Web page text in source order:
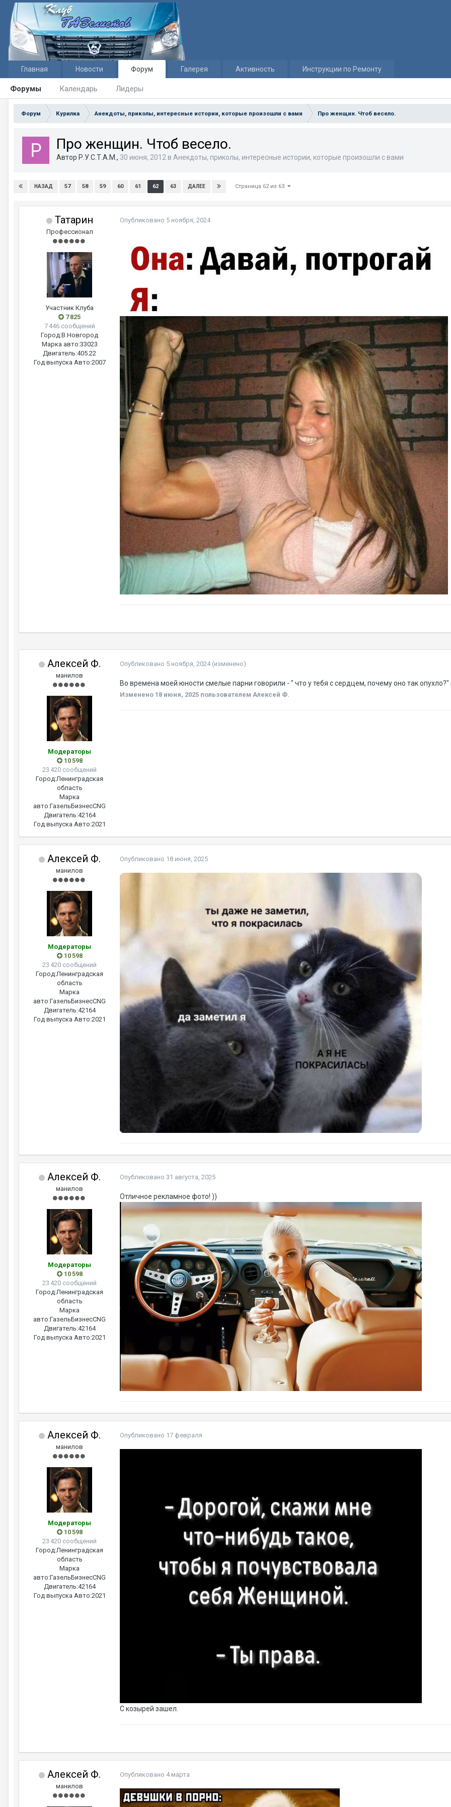
Главная Новости Форум
Форумы Календарь Лидеры
Галерея Активность Инструкции по Ремонту
Форум Курилка Анекдоты, приколы, интересные истории, которые произошли с вами Про женщин. Чтоб весело.
Про женщин. Чтоб весело.
Автор Р.У.С.Т.А.М., 30 июня, 2012 в Анекдоты, приколы, интересные истории, которые произошли с вами
НАЗАД 57 58 59 60 61 62 63 ДАЛЕЕ Страница 62 из 63
Татарин
Профессионал
Участник Клуба
7 825
7 446 сообщений
Город:В.Новгород
Марка авто:33023
Двигатель:405.22
Год выпуска Авто:2007
Опубликовано 5 ноября, 2024
Алексей Ф.
манилов
Модераторы
10 598
23 420 сообщений
Город:Ленинградская
область
Марка
авто:ГазельБизнесCNG
Двигатель:42164
Год выпуска Авто:2021
Опубликовано 5 ноября, 2024 (изменено)
Во времена моей юности смелые парни говорили - " что у тебя с сердцем, почему оно так
Изменено 18 июня, 2025 пользователем Алексей Ф.
Алексей Ф.
манилов
Модераторы
10 598
23 420 сообщений
Город:Ленинградская
область
Марка
авто:ГазельБизнесCNG
Двигатель:42164
Год выпуска Авто:2021
Опубликовано 18 июня, 2025
Алексей Ф.
манилов
Модераторы
10 598
23 420 сообщений
Город:Ленинградская
область
Марка
авто:ГазельБизнесCNG
Двигатель:42164
Год выпуска Авто:2021
Опубликовано 31 августа, 2025
Отличное рекламное фото! ))
Алексей Ф.
манилов
Модераторы
10 598
23 420 сообщений
Город:Ленинградская
область
Марка
авто:ГазельБизнесCNG
Двигатель:42164
Год выпуска Авто:2021
Опубликовано 17 февраля
С козырей зашел.
Алексей Ф.
манилов
Опубликовано 4 марта